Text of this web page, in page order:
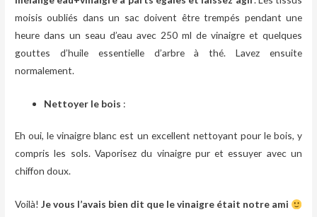
moisis oubliés dans un sac doivent être trempés pendant une
heure dans un seau d’eau avec 250 ml de vinaigre et quelques
gouttes d’huile essentielle d’arbre à thé. Lavez ensuite
normalement.
Nettoyer le bois :
Eh oui, le vinaigre blanc est un excellent nettoyant pour le bois, y
compris les sols. Vaporisez du vinaigre pur et essuyer avec un
chiffon doux.
Voilà!Je vous l’avais bien dit que le vinaigre était notre ami